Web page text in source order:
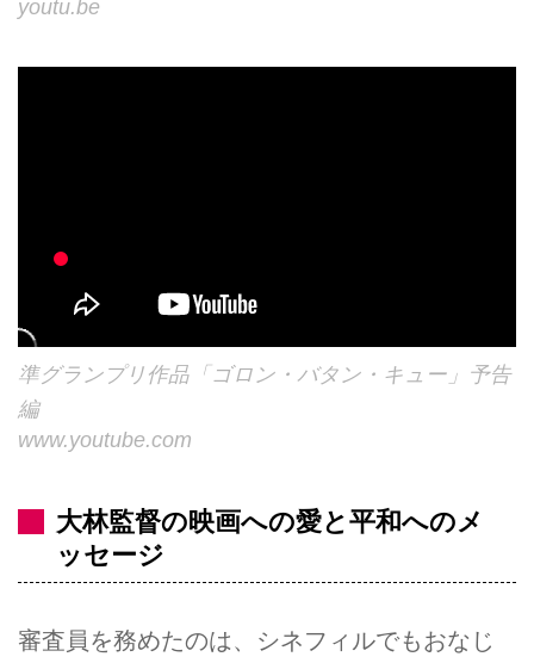
youtu.be
準グランプリ作品「ゴロン・バタン・キュー」予告
編
www.youtube.com
大林監督の映画への愛と平和へのメ
ッセージ
審査員を務めたのは、シネフィルでもおなじ